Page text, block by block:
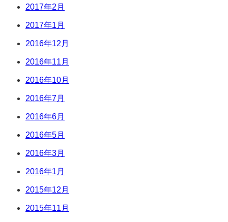
2017年2月
2017年1月
2016年12月
2016年11月
2016年10月
2016年7月
2016年6月
2016年5月
2016年3月
2016年1月
2015年12月
2015年11月